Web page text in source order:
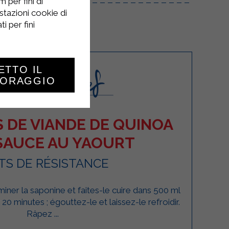
DE VIANDE DE QUINOA
AU YAOURT
DE RÉSISTANCE
la saponine et faites-le cuire dans 500 ml
minutes ; égouttez-le et laissez-le refroidir.
Râpez ...
cookie di
per fini
IL